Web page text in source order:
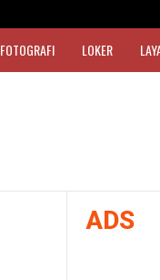
FOTOGRAFI LOKER
ADS